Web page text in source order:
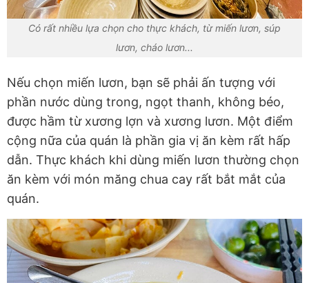
Có rất nhiều lựa chọn cho thực khách, từ miến lươn, súp
lươn, cháo lươn...
Nếu chọn miến lươn, bạn sẽ phải ấn tượng với
phần nước dùng trong, ngọt thanh, không béo,
được hầm từ xương lợn và xương lươn. Một điểm
cộng nữa của quán là phần gia vị ăn kèm rất hấp
dẫn. Thực khách khi dùng miến lươn thường chọn
ăn kèm với món măng chua cay rất bắt mắt của
quán.